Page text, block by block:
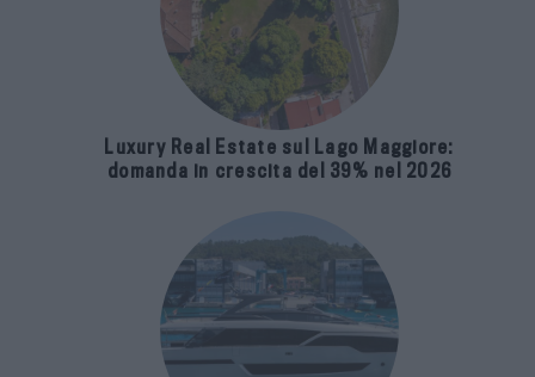
Luxury Real Estate sul Lago Maggiore:
domanda in crescita del 39% nel 2026